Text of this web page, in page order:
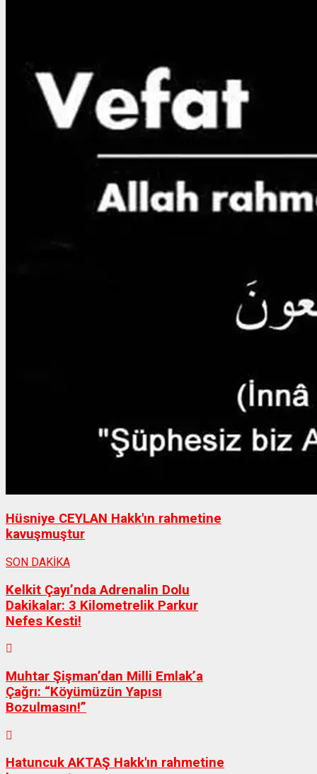
Hüsniye CEYLAN Hakk'ın rahmetine
kavuşmuştur
SON DAKİKA
Kelkit Çayı’nda Adrenalin Dolu
Dakikalar: 3 Kilometrelik Parkur
Nefes Kesti!
Muhtar Şişman’dan Milli Emlak’a
Çağrı: “Köyümüzün Yapısı
Bozulmasın!”
Hatuncuk AKTAŞ Hakk'ın rahmetine